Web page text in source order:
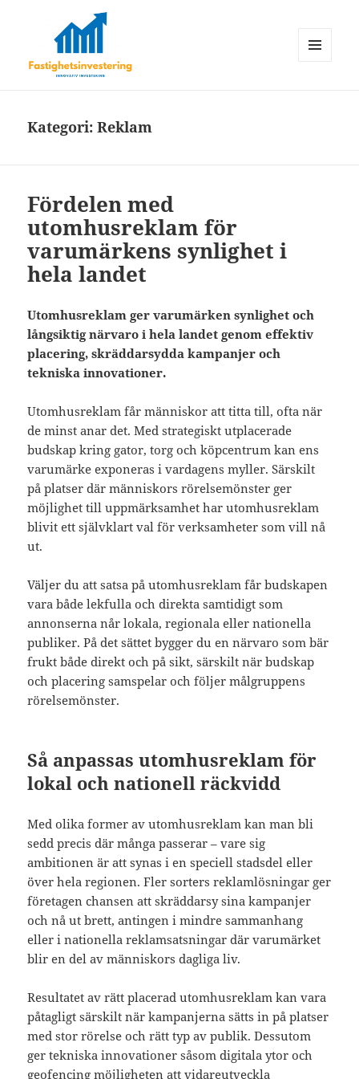
Kategori:Reklam
Fördelen med
utomhusreklam för
varumärkens synlighet i
hela landet
Utomhusreklam ger varumärken synlighet och
långsiktig närvaro i hela landet genom effektiv
placering, skräddarsydda kampanjer och
tekniska innovationer.
Utomhusreklam får människor att titta till, ofta när
de minst anar det. Med strategiskt utplacerade
budskap kring gator, torg och köpcentrum kan ens
varumärke exponeras i vardagens myller. Särskilt
på platser där människors rörelsemönster ger
möjlighet till uppmärksamhet har utomhusreklam
blivit ett självklart val för verksamheter som vill nå
ut.
Väljer du att satsa på utomhusreklam får budskapen
vara både lekfulla och direkta samtidigt som
annonserna når lokala, regionala eller nationella
publiker. På det sättet bygger du en närvaro som bär
frukt både direkt och på sikt, särskilt när budskap
och placering samspelar och följer målgruppens
rörelsemönster.
Så anpassas utomhusreklam för
lokal och nationell räckvidd
Med olika former av utomhusreklam kan man bli
sedd precis där många passerar – vare sig
ambitionen är att synas i en speciell stadsdel eller
över hela regionen. Fler sorters reklamlösningar ger
företagen chansen att skräddarsy sina kampanjer
och nå ut brett, antingen i mindre sammanhang
eller i nationella reklamsatsningar där varumärket
blir en del av människors dagliga liv.
Resultatet av rätt placerad utomhusreklam kan vara
påtagligt särskilt när kampanjerna sätts in på platser
med stor rörelse och rätt typ av publik. Dessutom
ger tekniska innovationer såsom digitala ytor och
geofencing möjligheten att vidareutveckla